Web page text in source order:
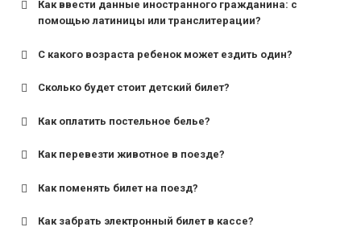
Как ввести данные иностранного гражданина: с
помощью латиницы или транслитерации?
С какого возраста ребенок может ездить один?
для поездов дальнего следования — от 10 лет и
для пригородных поездов — от 7 лет.
Сколько будет стоит детский билет?
Как оплатить постельное белье?
Как перевезти животное в поезде?
Как поменять билет на поезд?
Как забрать электронный билет в кассе?